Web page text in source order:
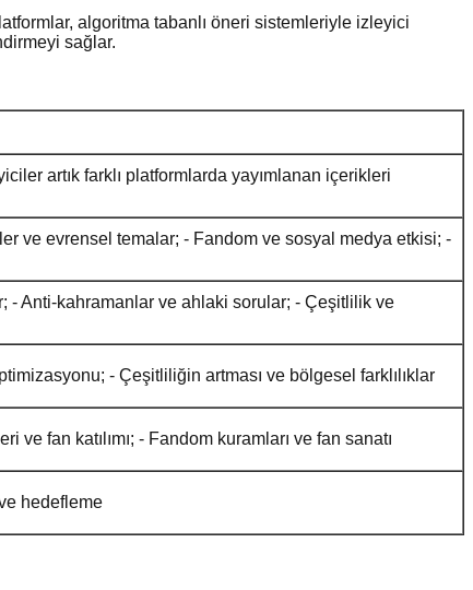
algoritma tabanlı öneri sistemleriyle izleyici
sağlar.
artık farklı platformlarda yayımlanan içerikleri
ve evrensel temalar; - Fandom ve sosyal medya etkisi; -
- Anti-kahramanlar ve ahlaki sorular; - Çeşitlilik ve
- Çeşitliliğin artması ve bölgesel farklılıklar
fan katılımı; - Fandom kuramları ve fan sanatı
hedefleme